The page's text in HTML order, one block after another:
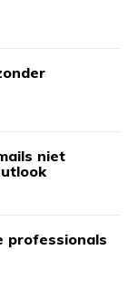
niet
professionals